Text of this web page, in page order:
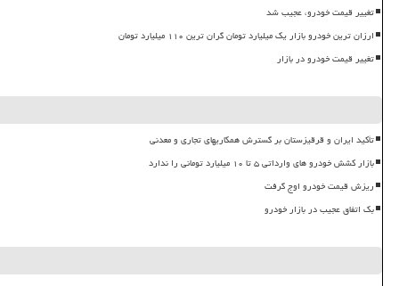
تغییر قیمت خودرو، عجیب شد
ارزان ترین خودرو بازار یک میلیارد تومان گران ترین ۱۱۰ میلیارد تومان
تغییر قیمت خودرو در بازار
تأکید ایران و قرقیزستان بر گسترش همکاریهای تجاری و معدنی
بازار کشش خودرو های وارداتی ۵ تا ۱۰ میلیارد تومانی را ندارد
ریزش قیمت خودرو اوج گرفت
بک اتفاق عجیب در بازار خودرو